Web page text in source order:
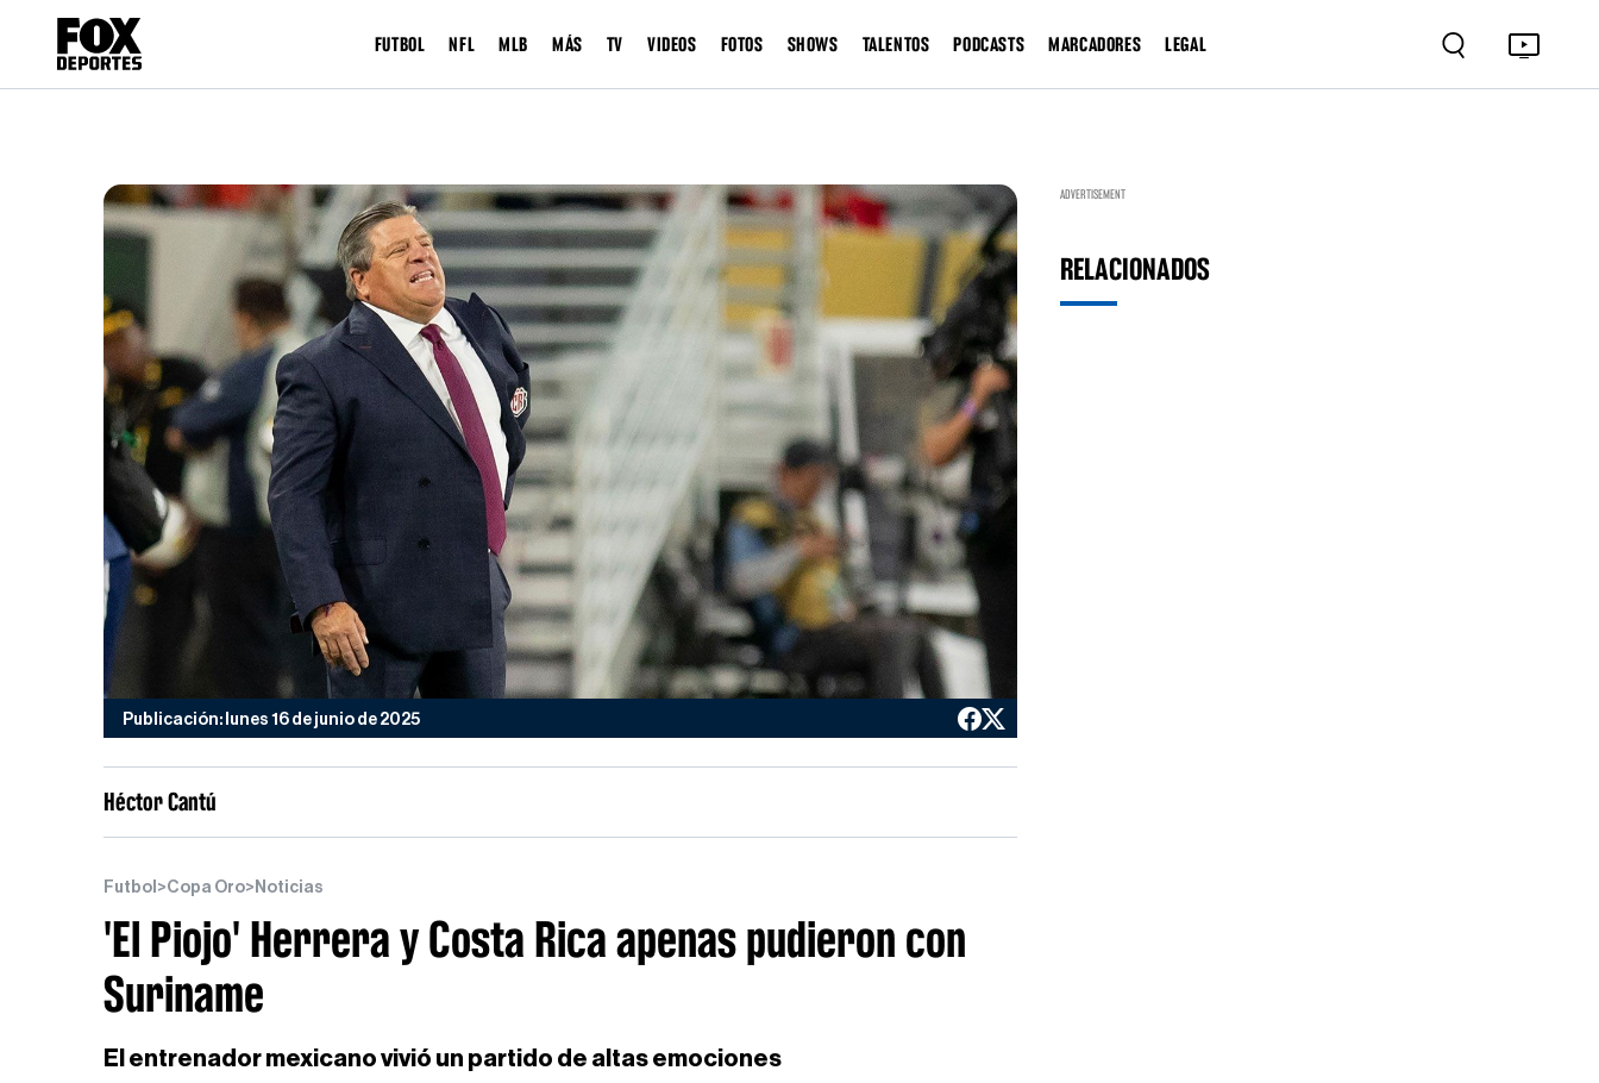
FUTBOL NFL MLB MÁS TV VIDEOS FOTOS SHOWS TALENTOS PODCASTS MARCADORES LEGAL
Publicación: lunes 16 de junio de 2025
Héctor Cantú
Futbol >Copa Oro> Noticias
'El Piojo' Herrera y Costa Rica apenas pudieron con
Suriname
El entrenador mexicano vivió un partido de altas emociones
ADVERTISEMENT
RELACIONADOS